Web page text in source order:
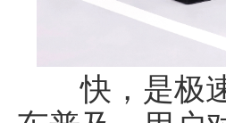
快，是极速